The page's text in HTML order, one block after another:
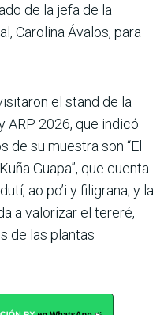
de la jefa de la
Carolina Ávalos, para
el stand de la
ARP 2026, que indicó
de su muestra son “El
Guapa”, que cuenta
ao po’i y filigrana; y la
a valorizar el tereré,
de las plantas